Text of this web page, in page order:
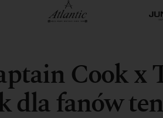
Cook x
dla fanów